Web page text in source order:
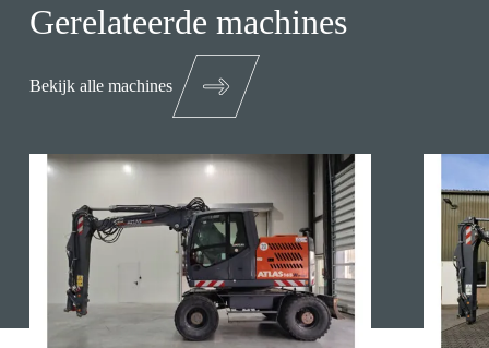
Gerelateerde machines
Bekijk alle machines